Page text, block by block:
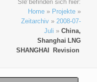
Sie befinden sich hier:
Home» Projekte»
Zeitarchiv» 2008-07-
Juli » China,
Shanghai LNG
SHANGHAI
Revision